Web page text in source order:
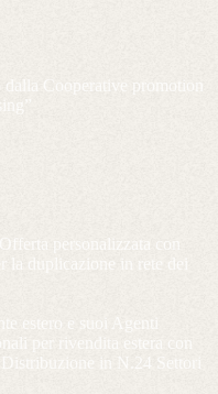
Cooperative promotion
personalizzata con
la duplicazione in rete dei
estero e suoi Agenti
per rivendita estera con
in N.24 Settori